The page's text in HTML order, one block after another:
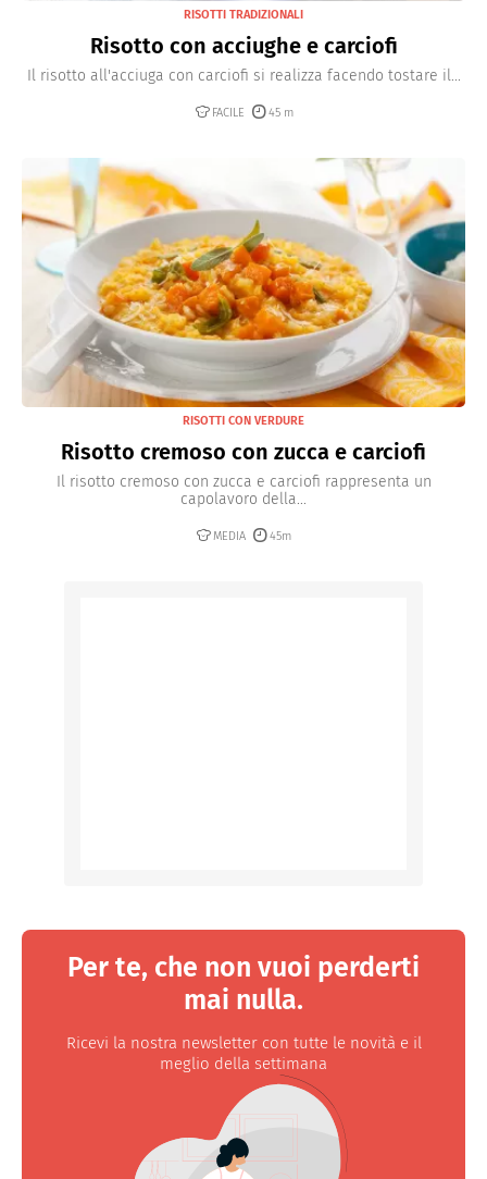
RISOTTI TRADIZIONALI
Risotto con acciughe e carciofi
Il risotto all'acciuga con carciofi si realizza facendo tostare il...
FACILE 45 m
RISOTTI CON VERDURE
Risotto cremoso con zucca e carciofi
Il risotto cremoso con zucca e carciofi rappresenta un
capolavoro della...
MEDIA 45m
Per te, che non vuoi perderti
mai nulla.
Ricevi la nostra newsletter con tutte le novità e il
meglio della settimana